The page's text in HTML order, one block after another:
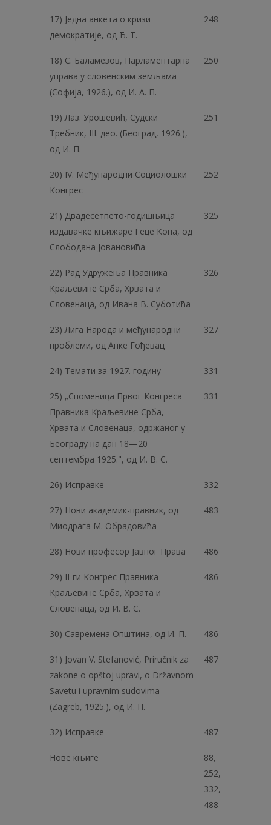
17) Једна анкета о кризи
демократије, од Ђ. Т.
248
18) С. Баламезов, Парламентарна
управа у словенским земљама
(Софија, 1926.), од И. А. П.
250
19) Лаз. Урошевић, Судски
Требник, III. део. (Београд, 1926.),
од И. П.
251
20) IV. Међународни Социолошки
Конгрес
252
21) Двадесетпето-годишњица
издавачке књижаре Геце Кона, од
Слободана Јовановића
325
22) Рад Удружења Правника
Краљевине Срба, Хрвата и
Словенаца, од Ивана В. Суботића
326
23) Лига Народа и међународни
проблеми, од Анке Гођевац
327
24) Темати за 1927. годину 331
25) „Споменица Првог Конгреса
Правника Краљевине Срба,
Хрвата и Словенаца, одржаног у
Београду на дан 18—20
септембра 1925.", од И. В. С.
331
26) Исправке 332
27) Нови академик-правник, од
Миодрага М. Обрадовића
483
28) Нови професор Јавног Права 486
29) II-ги Конгрес Правника
Краљевине Срба, Хрвата и
Словенаца, од И. В. С.
486
30) Савремена Општина, од И. П. 486
31) Jovan V. Stefanović, Priručnik za
zakone o opštoj upravi, o Državnom
Savetu i upravnim sudovima
(Zagreb, 1925.), од И. П.
487
32) Исправке 487
Нове књиге
88,
252,
332,
488